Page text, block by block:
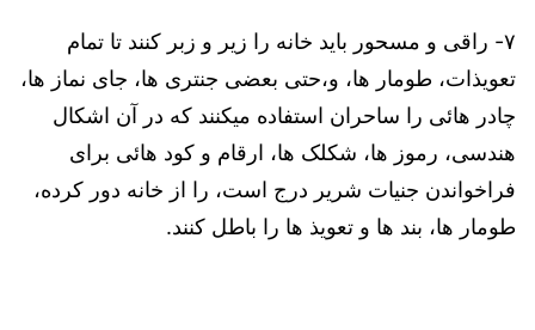
۷- راقی و مسحور باید خانه را زیر و زبر کنند تا تمام
تعویذات، طومار ها، و،حتی بعضی جنتری ها، جای نماز ها،
چادر هائی را ساحران استفاده میکنند که در آن اشکال
هندسی، رموز ها، شکلک ها، ارقام و کود هائی برای
فراخواندن جنیات شریر درج است، را از خانه دور کرده،
طومار ها، بند ها و تعویذ ها را باطل کنند.